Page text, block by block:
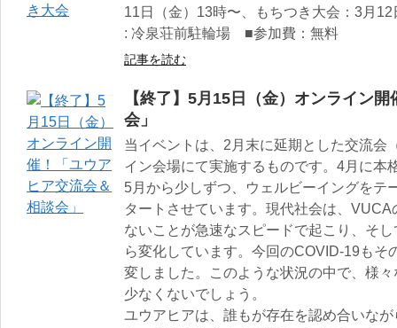
11日（金）13時〜、もちつき大会：3月
: 冷泉荘前駐輪場 ■参加費：無料
記事を読む
【終了】5月15日（金）オンライン
会」
当イベントは、2月末に延期とした交流会
イン会場にて実施するものです。4月に本
5月から少しずつ、ウェルビーイングをテ
タートさせています。現代社会は、
ないことが急速なスピードで起こり、そ
ら変化しています。今回のCOVID-19もそ
変しました。このような状況の中で、様
少なくないでしょう。
ユウアヒアは、誰もが存在を認め合いな